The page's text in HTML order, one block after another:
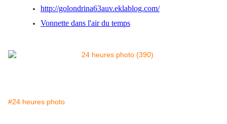
http://golondrina63auv.eklablog.com/
Vonnette dans l'air du temps
#24 heures photo